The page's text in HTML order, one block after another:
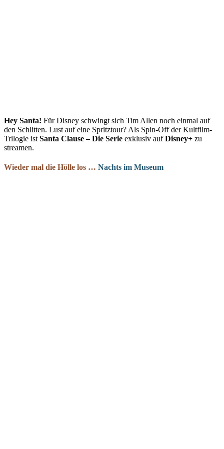
Hey Santa! Für Disney schwingt sich Tim Allen noch einmal auf
den Schlitten. Lust auf eine Spritztour? Als Spin-Off der Kultfilm-
Trilogie ist Santa Clause – Die Serie exklusiv aufDisney+ zu
streamen.
Wieder mal die Hölle los … Nachts im Museum